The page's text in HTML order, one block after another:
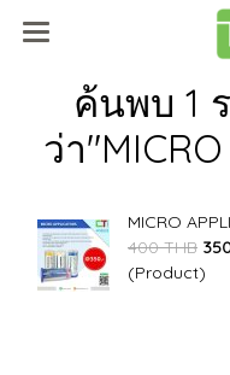
ค้นพบ 1
ว่า
MICRO
400 THB
(Product)